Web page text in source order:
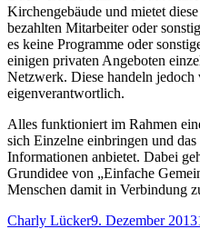
Kirchengebäude und mietet
bezahlten Mitarbeiter oder
es keine Programme oder
einigen privaten Angeboten
Netzwerk. Diese handeln
eigenverantwortlich.
Alles funktioniert im Rahmen
sich Einzelne einbringen und
Informationen anbietet. Dabei
Grundidee von „Einfache
Menschen damit in Verbindung
Autor
Charly LückerVeröffentlicht
9. Dezember 2013